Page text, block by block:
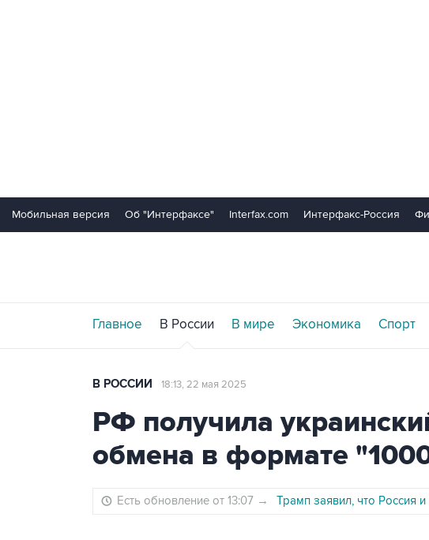
Мобильная версия Об "Интерфаксе" Interfax.com Интерфакс-Россия
Главное В России В мире Экономика Спорт
В РОССИИ 18:13, 22 мая 2025
РФ получила
обмена в формате
Есть обновление от 13:07 → Трамп заявил, что Россия